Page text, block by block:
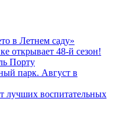
в Летнем саду»
открывает 48-й сезон!
Порту
парк. Август в
лучших воспитательных